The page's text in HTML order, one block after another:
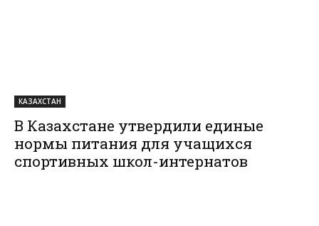
КАЗАХСТАН
В Казахстане утвердили единые
нормы питания для учащихся
спортивных школ-интернатов